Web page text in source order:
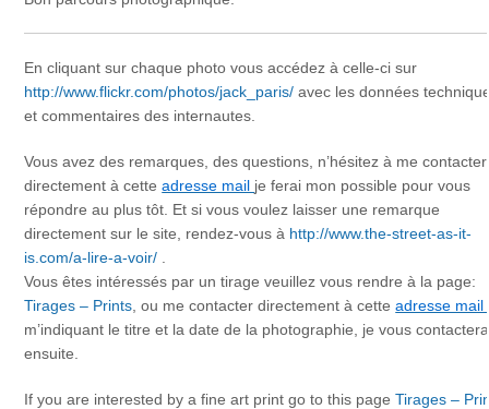
En cliquant sur chaque photo vous accédez à celle-ci sur
http://www.flickr.com/photos/jack_paris/ avec les données
et commentaires des internautes.
Vous avez des remarques, des questions, n’hésitez à me contacter
directement à cetteadresse mail je ferai mon possible pour vous
répondre au plus tôt. Et si vous voulez laisser une remarque
directement sur le site, rendez-vous à http://www.the-street-as-it-
is.com/a-lire-a-voir/
Vous êtes intéressés par un tirage veuillez vous rendre à la page:
Tirages – Prints , ou me contacter directement à cetteadresse mail
m’indiquant le titre et la date de la photographie, je vous
ensuite.
If you are interested by a fine art print go to this pageTirages –